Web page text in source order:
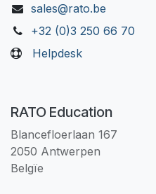
sales@rato.be
+32 (0)3 250 66 70
Helpdesk
RATO Education
Blancefloerlaan 167
2050 Antwerpen
Belgïe